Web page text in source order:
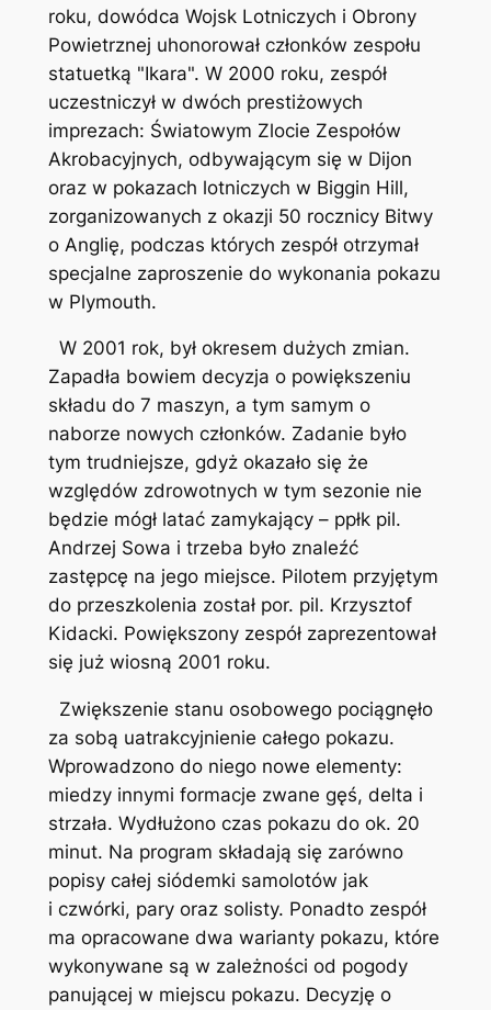
roku, dowódca Wojsk Lotniczych i Obrony
Powietrznej uhonorował członków zespołu
statuetką "Ikara". W 2000 roku, zespół
uczestniczył w dwóch prestiżowych
imprezach: Światowym Zlocie Zespołów
Akrobacyjnych, odbywającym się w Dijon
oraz w pokazach lotniczych w Biggin Hill,
zorganizowanych z okazji 50 rocznicy Bitwy
o Anglię, podczas których zespół otrzymał
specjalne zaproszenie do wykonania pokazu
w Plymouth.
W 2001 rok, był okresem dużych zmian.
Zapadła bowiem decyzja o powiększeniu
składu do 7 maszyn, a tym samym o
naborze nowych członków. Zadanie było
tym trudniejsze, gdyż okazało się że
względów zdrowotnych w tym sezonie nie
będzie mógł latać zamykający – ppłk pil.
Andrzej Sowa i trzeba było znaleźć
zastępcę na jego miejsce. Pilotem przyjętym
do przeszkolenia został por. pil. Krzysztof
Kidacki. Powiększony zespół zaprezentował
się już wiosną 2001 roku.
Zwiększenie stanu osobowego pociągnęło
za sobą uatrakcyjnienie całego pokazu.
Wprowadzono do niego nowe elementy:
miedzy innymi formacje zwane gęś, delta i
strzała. Wydłużono czas pokazu do ok. 20
minut. Na program składają się zarówno
popisy całej siódemki samolotów jak
i czwórki, pary oraz solisty. Ponadto zespół
ma opracowane dwa warianty pokazu, które
wykonywane są w zależności od pogody
panującej w miejscu pokazu. Decyzję o